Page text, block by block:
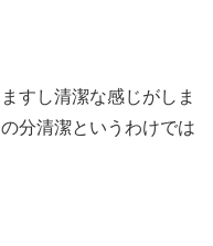
すし清潔な感じがしま
分清潔というわけでは